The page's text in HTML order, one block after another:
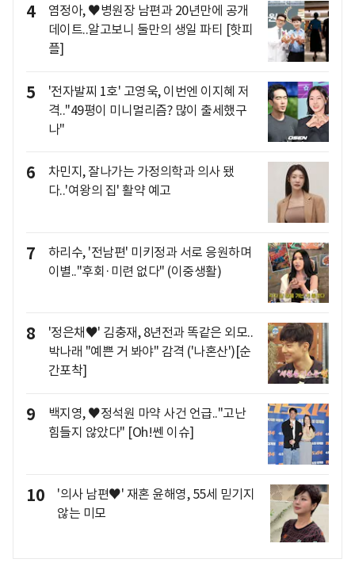
4
염정아, ♥병원장 남편과 20년만에 공개
데이트..알고보니 둘만의 생일 파티 [핫피
플]
5
'전자발찌 1호' 고영욱, 이번엔 이지혜 저
격.."49평이 미니멀리즘? 많이 출세했구
나"
6
차민지, 잘나가는 가정의학과 의사 됐
다..'여왕의 집' 활약 예고
7
하리수, '전남편' 미키정과 서로 응원하며
이별.."후회·미련 없다" (이중생활)
8
'정은채♥' 김충재, 8년전과 똑같은 외모..
박나래 "예쁜 거 봐야" 감격 ('나혼산')[순
간포착]
9
백지영, ♥정석원 마약 사건 언급.."고난
힘들지 않았다" [Oh!쎈 이슈]
10
'의사 남편♥' 재혼 윤해영, 55세 믿기지
않는 미모